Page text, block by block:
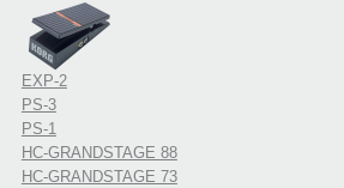
EXP-2
PS-3
PS-1
HC-GRANDSTAGE 88
HC-GRANDSTAGE 73